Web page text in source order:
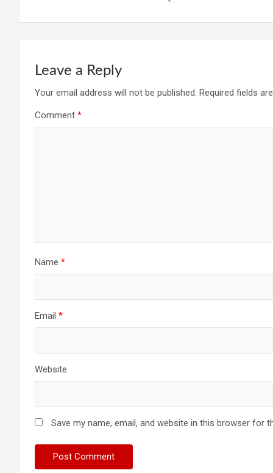
k
p
Leave a Reply
Your email address will not be published. Required fields
Comment *
Name *
Email *
Website
Save my name, email, and website in this browser for